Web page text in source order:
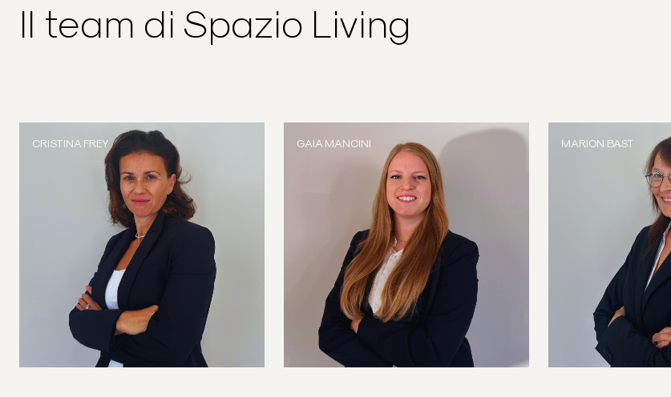
Il team di Spazio Living
CRISTINA FREY GAIA MANCINI MARION BAST